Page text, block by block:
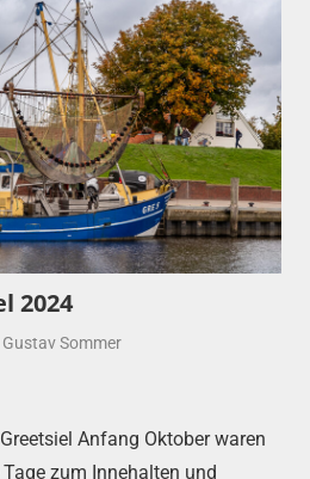
2024
Gustav Sommer
Anfang Oktober waren
zum Innehalten und